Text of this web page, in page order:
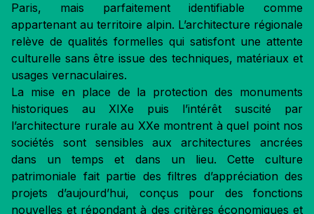
Paris, mais parfaitement identifiable comme
appartenant au territoire alpin. L’architecture régionale
relève de qualités formelles qui satisfont une attente
culturelle sans être issue des techniques, matériaux et
usages vernaculaires.
La mise en place de la protection des monuments
historiques au XIXe puis l’intérêt suscité par
l’architecture rurale au XXe montrent à quel point nos
sociétés sont sensibles aux architectures ancrées
dans un temps et dans un lieu. Cette culture
patrimoniale fait partie des filtres d’appréciation des
projets d’aujourd’hui, conçus pour des fonctions
nouvelles et répondant à des critères économiques et